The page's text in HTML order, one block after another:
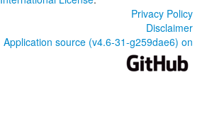
Privacy Policy
Disclaimer
Application source (v4.6-31-g259dae6) on